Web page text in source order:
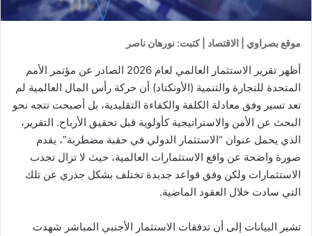
موقع بصراوي | الاقتصاد | كتبت: نورهان ناصر
أظهر تقرير الاستثمار العالمي لعام 2026 الصادر عن مؤتمر الأمم
المتحدة للتجارة والتنمية (الأونكتاد) أن حركة رأس المال العالمية لم
تعد تسير وفق معادلة الكلفة والكفاءة التقليدية، بل أصبحت تتجه نحو
البحث عن الأمن والاستراتيجية كأولوية قبل تحقيق الأرباح. التقرير،
الذي يحمل عنوان “الاستثمار الدولي في حقبة مضطربة”، يقدم
صورة واضحة عن واقع الاستثمارات العالمية، حيث لا تزال تجذب
الاستثمارات ولكن وفق قواعد جديدة تختلف بشكل جذري عن تلك
التي سادت خلال العقود الماضية.
تشير البيانات إلى أن تدفقات الاستثمار الأجنبي المباشر شهدت